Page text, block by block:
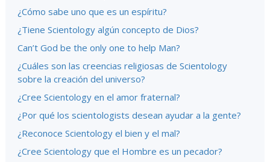
¿Cómo sabe uno que es un espíritu?
¿Tiene Scientology algún concepto de Dios?
Can’t God be the only one to help Man?
¿Cuáles son las creencias religiosas de Scientology
sobre la creación del universo?
¿Cree Scientology en el amor fraternal?
¿Por qué los scientologists desean ayudar a la gente?
¿Reconoce Scientology el bien y el mal?
¿Cree Scientology que el Hombre es un pecador?